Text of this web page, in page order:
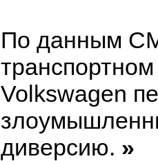
По данным
Volkswagen
диверсию. »